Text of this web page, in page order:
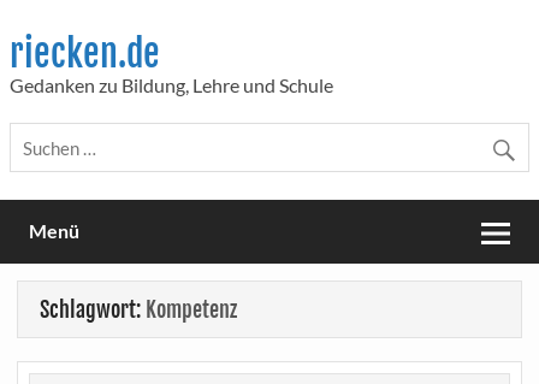
content
riecken.de
Gedanken zu Bildung, Lehre und Schule
Menü
Schlagwort: Kompetenz